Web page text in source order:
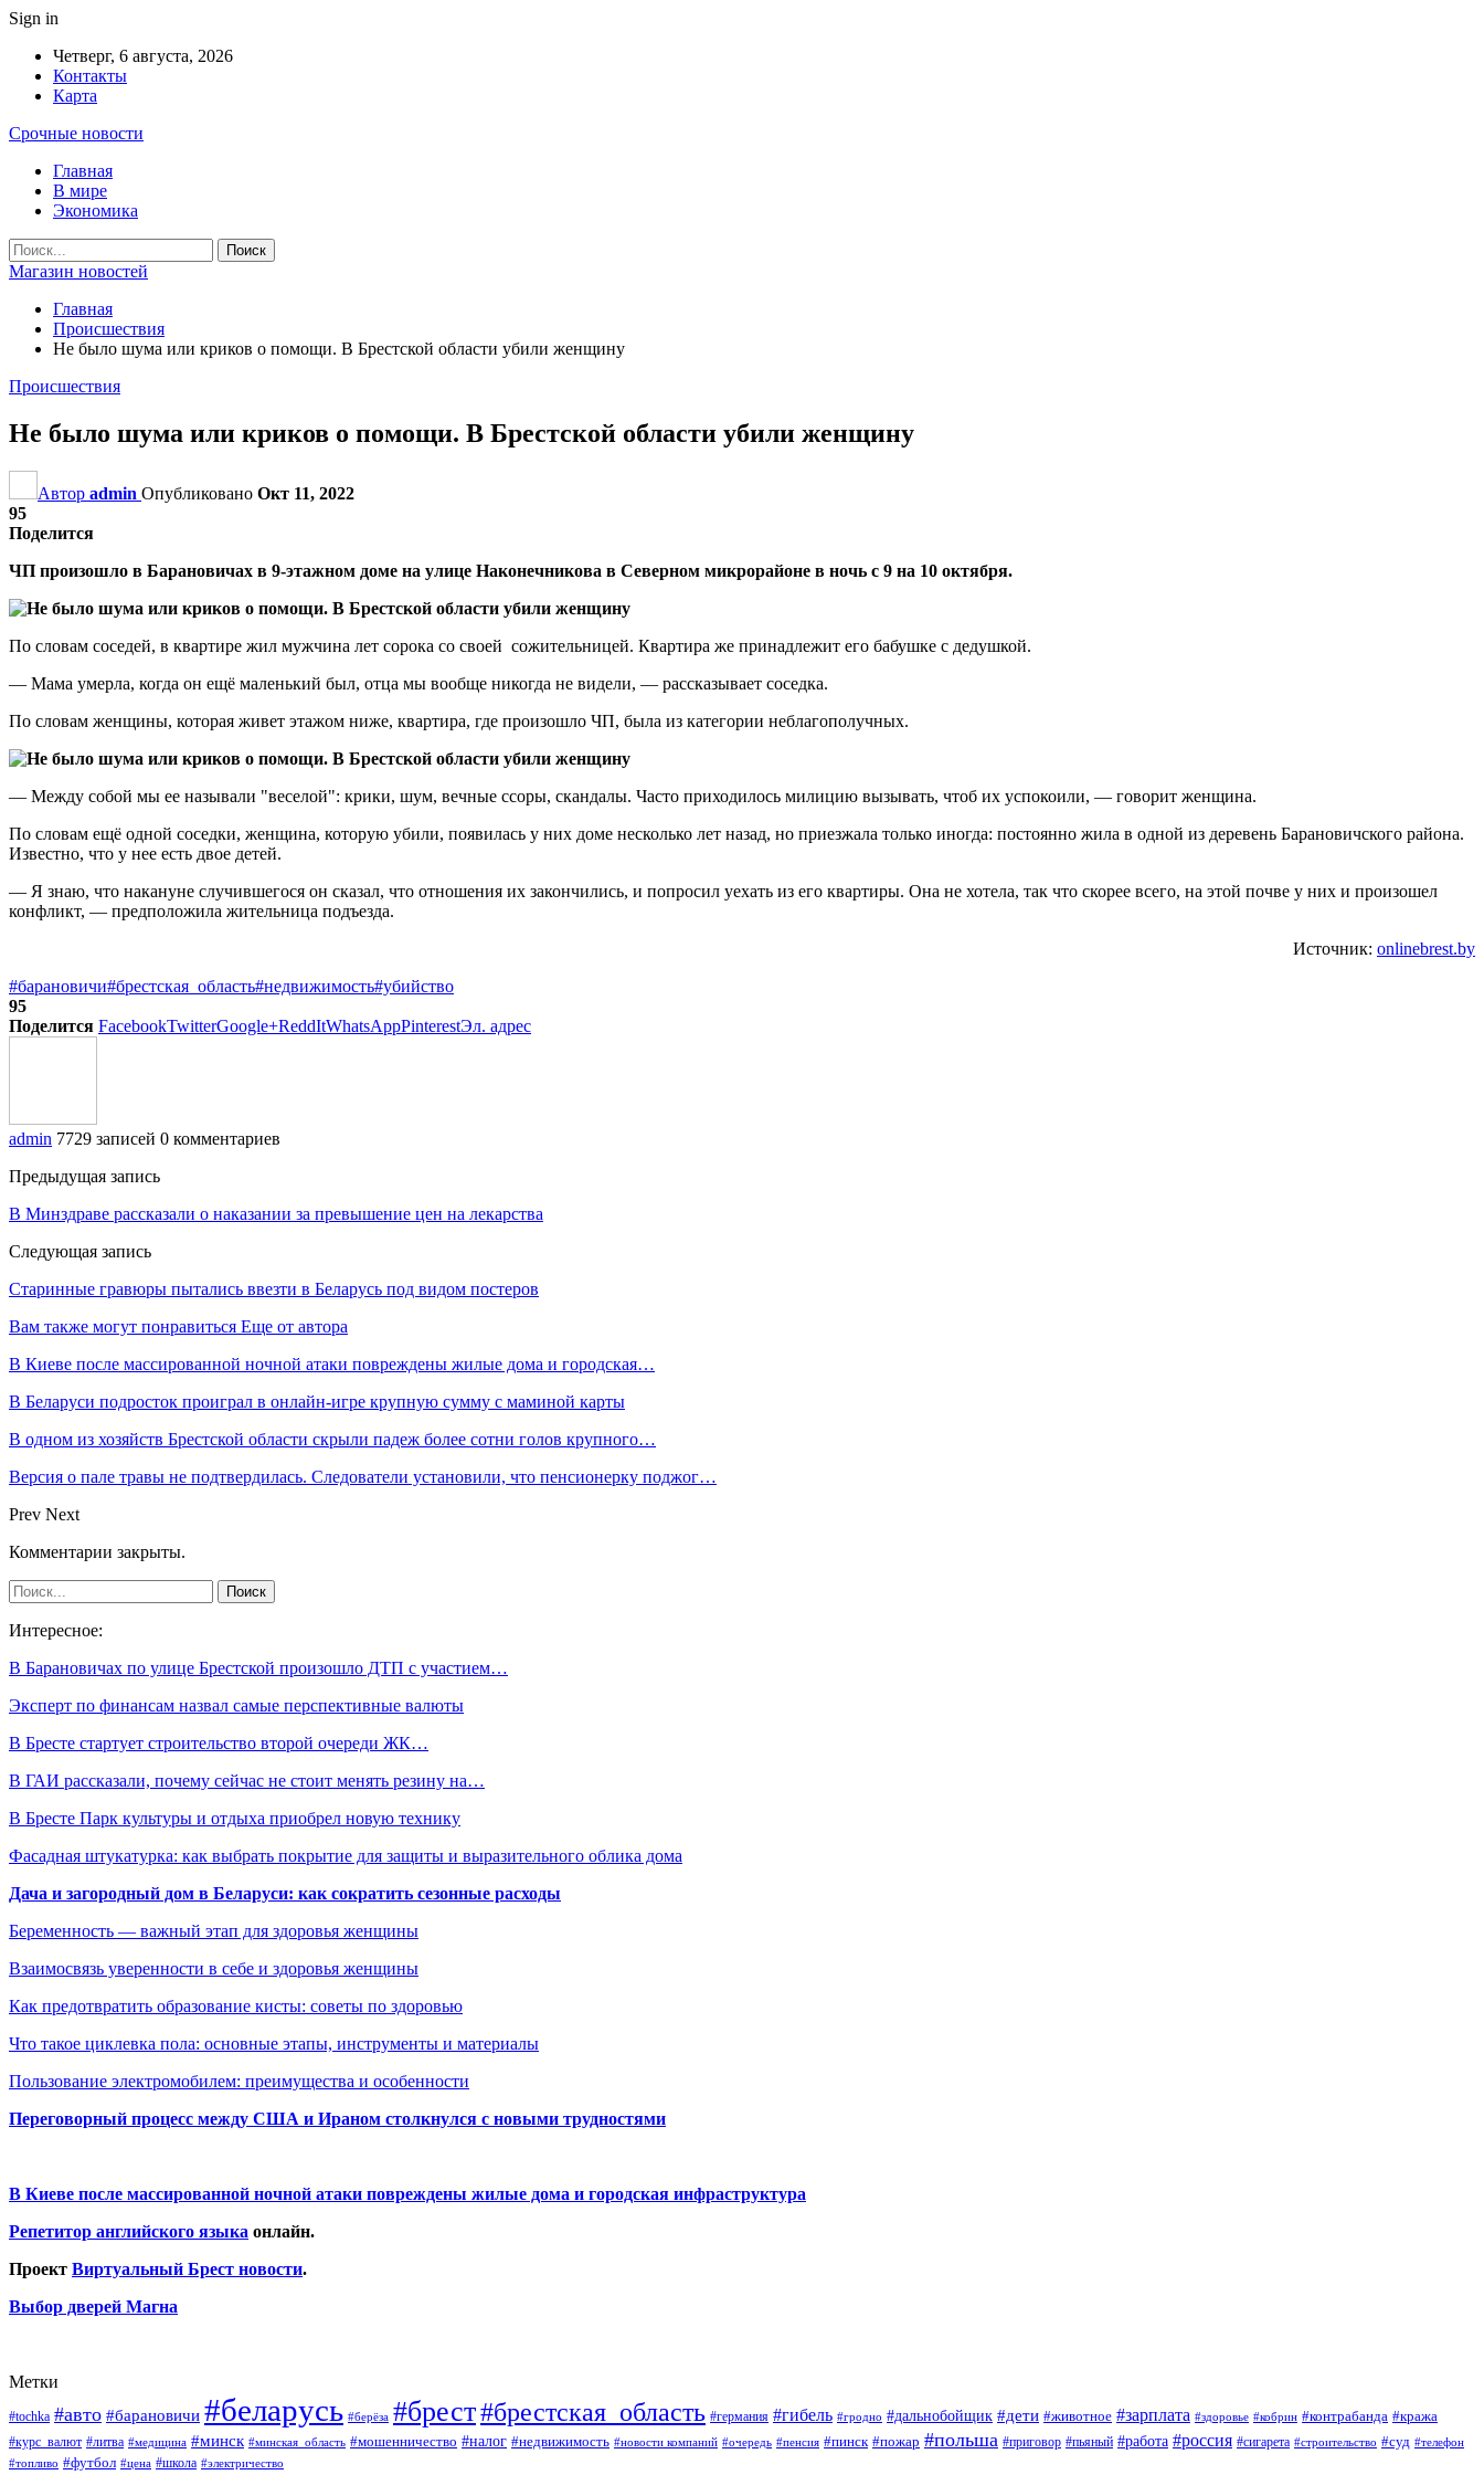
Sign in
Четверг, 6 августа, 2026
Контакты
Карта
Срочные новости
Главная
В мире
Экономика
Магазин новостей
Главная
Происшествия
Не было шума или криков о помощи. В Брестской области убили женщину
Происшествия
Не было шума или криков о помощи. В Брестской области убили женщину
Автор admin Опубликовано Окт 11, 2022
95
Поделится
ЧП произошло в Барановичах в 9-этажном доме на улице Наконечникова в Северном микрорайоне в ночь с 9 на 10 октября.
По словам соседей, в квартире жил мужчина лет сорока со своей сожительницей. Квартира же принадлежит его бабушке с дедушкой.
— Мама умерла, когда он ещё маленький был, отца мы вообще никогда не видели, — рассказывает соседка.
По словам женщины, которая живет этажом ниже, квартира, где произошло ЧП, была из категории неблагополучных.
— Между собой мы ее называли "веселой": крики, шум, вечные ссоры, скандалы. Часто приходилось милицию вызывать, чтоб их успокоили, — говорит женщина.
По словам ещё одной соседки, женщина, которую убили, появилась у них доме несколько лет назад, но приезжала только иногда: постоянно жила в одной из деревень Барановичского района.
Известно, что у нее есть двое детей.
— Я знаю, что накануне случившегося он сказал, что отношения их закончились, и попросил уехать из его квартиры. Она не хотела, так что скорее всего, на этой почве у них и произошел
конфликт, — предположила жительница подъезда.
Источник: onlinebrest.by
#барановичи#брестская_область#недвижимость#убийство
95
Поделится FacebookTwitterGoogle+ReddItWhatsAppPinterestЭл. адрес
admin 7729 записей 0 комментариев
Предыдущая запись
В Минздраве рассказали о наказании за превышение цен на лекарства
Следующая запись
Старинные гравюры пытались ввезти в Беларусь под видом постеров
Вам также могут понравиться Еще от автора
В Киеве после массированной ночной атаки повреждены жилые дома и городская…
В Беларуси подросток проиграл в онлайн-игре крупную сумму с маминой карты
В одном из хозяйств Брестской области скрыли падеж более сотни голов крупного…
Версия о пале травы не подтвердилась. Следователи установили, что пенсионерку поджог…
Prev Next
Комментарии закрыты.
Интересное:
В Барановичах по улице Брестской произошло ДТП с участием…
Эксперт по финансам назвал самые перспективные валюты
В Бресте стартует строительство второй очереди ЖК…
В ГАИ рассказали, почему сейчас не стоит менять резину на…
В Бресте Парк культуры и отдыха приобрел новую технику
Фасадная штукатурка: как выбрать покрытие для защиты и выразительного облика дома
Дача и загородный дом в Беларуси: как сократить сезонные расходы
Беременность — важный этап для здоровья женщины
Взаимосвязь уверенности в себе и здоровья женщины
Как предотвратить образование кисты: советы по здоровью
Что такое циклевка пола: основные этапы, инструменты и материалы
Пользование электромобилем: преимущества и особенности
Переговорный процесс между США и Ираном столкнулся с новыми трудностями
В Киеве после массированной ночной атаки повреждены жилые дома и городская инфраструктура
Репетитор английского языка онлайн.
Проект Виртуальный Брест новости.
Выбор дверей Магна
Метки
#tochka #авто #барановичи #беларусь #берёза #брест#брестская_область #германия #гибель #гродно #дальнобойщик #дети #животное #зарплата #здоровье #кобрин #контрабанда #кража
#курс_валют #литва #медицина #минск #минская_область #мошенничество #налог #недвижимость #новости компаний #очередь #пенсия #пинск #пожар #польша #приговор #пьяный #работа #россия #сигарета #строительство #суд #телефон
#топливо #футбол #цена #школа #электричество